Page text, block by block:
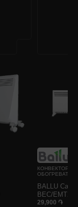
BALLU
BEC/
29,900 ֏